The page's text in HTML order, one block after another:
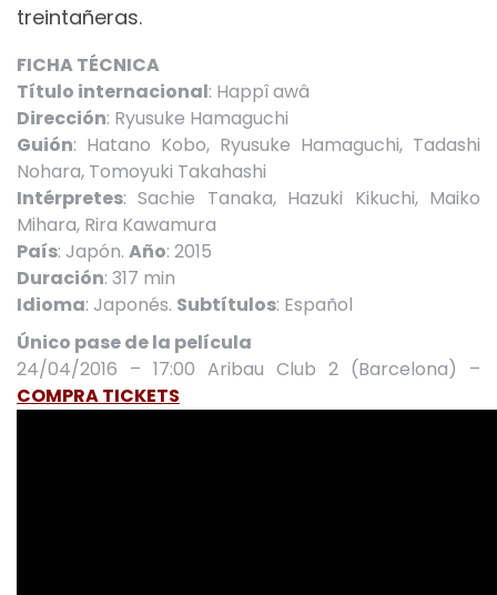
treintañeras.
FICHA TÉCNICA
Título internacional: Happî awâ
Dirección: Ryusuke Hamaguchi
Guión: Hatano Kobo, Ryusuke Hamaguchi, Tadashi
Nohara, Tomoyuki Takahashi
Intérpretes: Sachie Tanaka, Hazuki Kikuchi, Maiko
Mihara, Rira Kawamura
País: Japón. Año: 2015
Duración: 317 min
Idioma: Japonés. Subtítulos: Español
Único pase de la película
24/04/2016 – 17:00 Aribau Club 2 (Barcelona) –
COMPRA TICKETS